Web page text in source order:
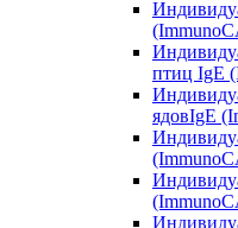
птиц IgE
ядовIgE